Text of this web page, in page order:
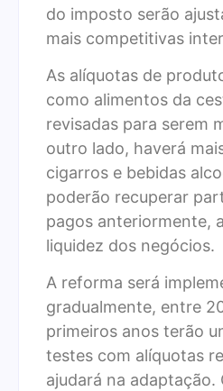
do imposto serão
mais competitivas
As alíquotas de
como alimentos da
revisadas para serem
outro lado, haverá
cigarros e bebidas
poderão recuperar
pagos anteriormente,
liquidez dos negócios.
A reforma será
gradualmente, entre
primeiros anos terão
testes com alíquotas
ajudará na